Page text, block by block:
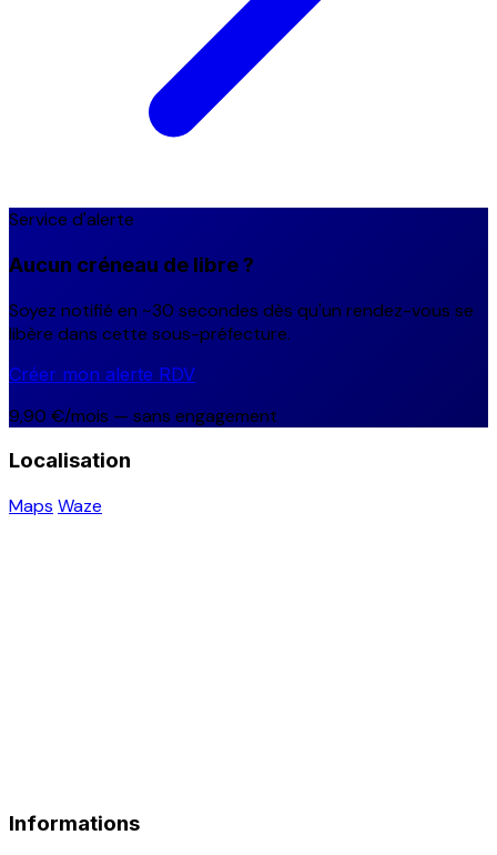
Service d'alerte
Aucun créneau de libre ?
Soyez notifié en ~30 secondes dès qu'un rendez-vous se
libère dans cette sous-préfecture.
Créer mon alerte RDV
9,90 €/mois — sans engagement
Localisation
Maps Waze
Informations